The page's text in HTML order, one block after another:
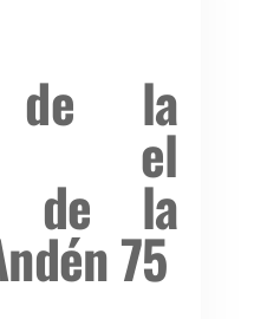
la
el
de la
75